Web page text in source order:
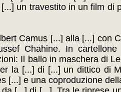
un travestito in un film di
Camus [...] alla [...] con
Chahine. In
Il ballo in maschera di
la [...] di [...] un dittico di
[...] e una coproduzione